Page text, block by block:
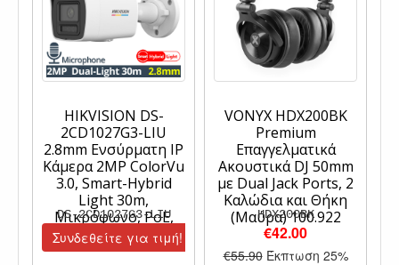
HIKVISION DS-
2CD1027G3-LIU
2.8mm Ενσύρματη IP
Κάμερα 2MP ColorVu
3.0, Smart-Hybrid
Light 30m,
Μικρόφωνο, PoE,
IP67
DS-2CD1027G3-LIU
Συνδεθείτε για τιμή!
VONYX HDX200BK
Premium
Επαγγελματικά
Ακουστικά DJ 50mm
με Dual Jack Ports, 2
Καλώδια και Θήκη
(Μαύρα) 100.922
HDX200BK
€42.00
€55.90 Έκπτωση 25%